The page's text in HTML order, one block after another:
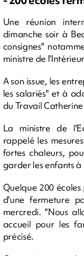
Une réunion
dimanche soir à
consignes"
ministre de
A son issue, les
les salariés" et à
du Travail
La ministre de
rappelé les
fortes chaleurs,
garder les enfants à
Quelque 200
d'une fermeture
mercredi. "Nous
accueil pour les
précisé.